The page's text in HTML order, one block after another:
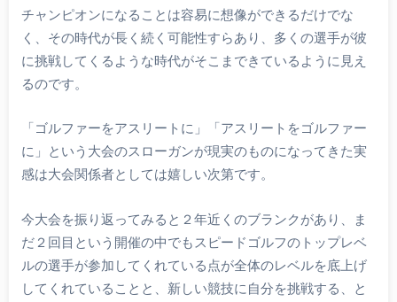
チャンピオンになることは容易に想像ができるだけでな
く、その時代が長く続く可能性すらあり、多くの選手が彼
に挑戦してくるような時代がそこまできているように見え
るのです。
「ゴルファーをアスリートに」「アスリートをゴルファー
に」という大会のスローガンが現実のものになってきた実
感は大会関係者としては嬉しい次第です。
今大会を振り返ってみると２年近くのブランクがあり、ま
だ２回目という開催の中でもスピードゴルフのトップレベ
ルの選手が参加してくれている点が全体のレベルを底上げ
してくれていることと、新しい競技に自分を挑戦する、と